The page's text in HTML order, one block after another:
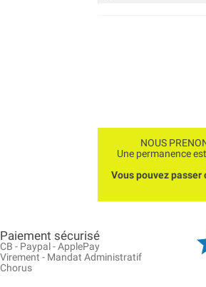
NOUS
Une permanence
Vous pouvez passer
Paiement sécurisé
CB - Paypal - ApplePay
Virement - Mandat Administratif
Chorus